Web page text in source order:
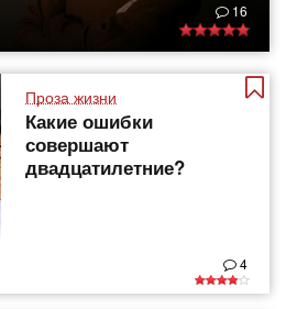
16
Проза жизни
Какие ошибки
совершают
двадцатилетние?
4